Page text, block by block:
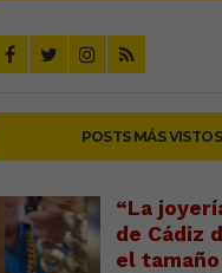
POSTS MÁS
“La
de Cádiz
el tamaño